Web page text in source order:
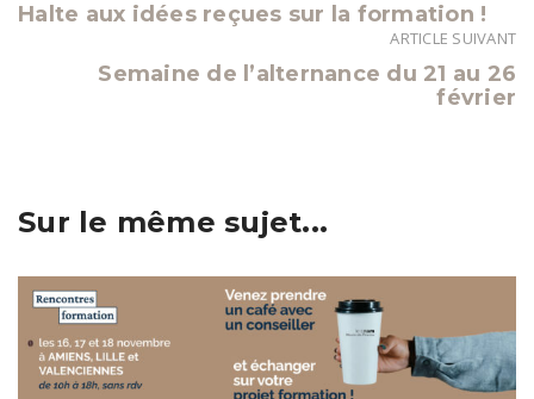
de
Halte aux idées reçues sur la formation !
ARTICLE SUIVANT
Semaine de l’alternance du 21 au 26
février
Sur le même sujet...